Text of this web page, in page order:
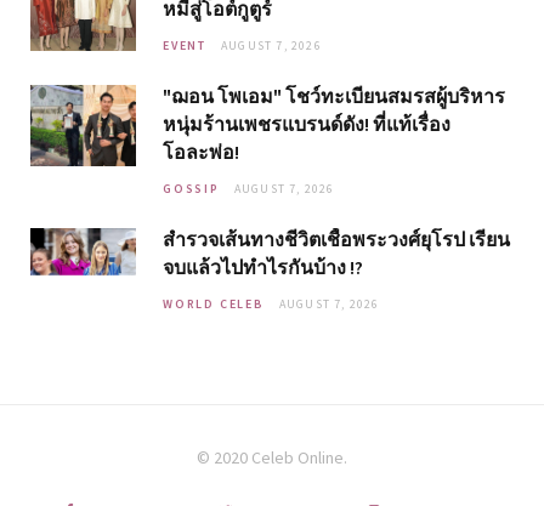
หมี่สู่โอต์กูตูร์
EVENT AUGUST 7, 2026
"ฌอน โพเอม" โชว์ทะเบียนสมรสผู้บริหาร
หนุ่มร้านเพชรแบรนด์ดัง! ที่แท้เรื่อง
โอละพ่อ!
GOSSIP AUGUST 7, 2026
สำรวจเส้นทางชีวิตเชื้อพระวงศ์ยุโรป เรียน
จบแล้วไปทำไรกันบ้าง !?
WORLD CELEB AUGUST 7, 2026
© 2020 Celeb Online.